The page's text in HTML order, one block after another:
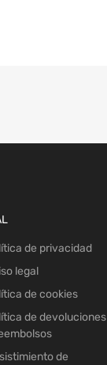
de privacidad
legal
de cookies
de devoluciones
de